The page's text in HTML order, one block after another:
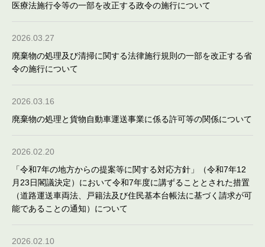
医療法施行令等の一部を改正する政令の施行について
2026.03.27
廃棄物の処理及び清掃に関する法律施行規則の一部を改正する省
令の施行について
2026.03.16
廃棄物の処理と貨物自動車運送事業に係る許可等の関係について
2026.02.20
「令和7年の地方からの提案等に関する対応方針」（令和7年12
月23日閣議決定）において令和7年度に講ずることとされた措置
（道路運送車両法、戸籍法及び住民基本台帳法に基づく請求が可
能であることの通知）について
2026.02.10